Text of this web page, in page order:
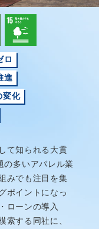
ロ
進
変化
て知られる大貫
の多いアパレル業
みでも注目を集
ポイントになっ
ローンの導入
索する同社に、